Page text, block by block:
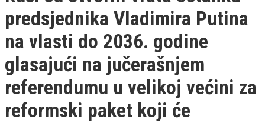
predsjednika Vladimira Putina
na vlasti do 2036. godine
glasajući na jučerašnjem
referendumu u velikoj većini za
reformski paket koji će